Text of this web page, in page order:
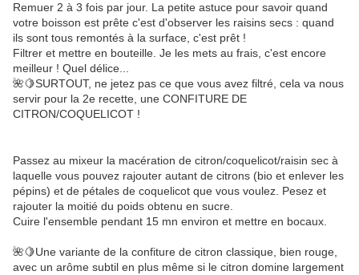
Remuer 2 à 3 fois par jour. La petite astuce pour savoir quand
votre boisson est prête c'est d'observer les raisins secs : quand
ils sont tous remontés à la surface, c'est prêt !
Filtrer et mettre en bouteille. Je les mets au frais, c'est encore
meilleur ! Quel délice...
🌺🍋SURTOUT, ne jetez pas ce que vous avez filtré, cela va nous
servir pour la 2e recette, une CONFITURE DE
CITRON/COQUELICOT !
Passez au mixeur la macération de citron/coquelicot/raisin sec à
laquelle vous pouvez rajouter autant de citrons (bio et enlever les
pépins) et de pétales de coquelicot que vous voulez. Pesez et
rajouter la moitié du poids obtenu en sucre.
Cuire l'ensemble pendant 15 mn environ et mettre en bocaux.
🌺🍋Une variante de la confiture de citron classique, bien rouge,
avec un arôme subtil en plus même si le citron domine largement